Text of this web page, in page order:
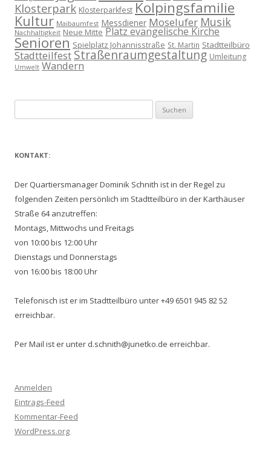
Klosterpark Klosterparkfest Kolpingsfamilie
Kultur Maibaumfest Messdiener Moselufer Musik
Nachhaltigkeit Neue Mitte Platz evangelische Kirche
Senioren Spielplatz Johannisstraße St. Martin Stadtteilbüro
Stadtteilfest Straßenraumgestaltung Umleitung
Umwelt Wandern
nach:
KONTAKT:
Der Quartiersmanager Dominik Schnith ist in der Regel zu
folgenden Zeiten persönlich im Stadtteilbüro in der Karthäuser
Straße 64 anzutreffen:
Montags, Mittwochs und Freitags
von 10:00 bis 12:00 Uhr
Dienstags und Donnerstags
von 16:00 bis 18:00 Uhr
Telefonisch ist er im Stadtteilbüro unter +49 6501 945 82 52
erreichbar.
Per Mail ist er unter d.schnith@junetko.de erreichbar.
Anmelden
Eintrags-Feed
Kommentar-Feed
WordPress.org